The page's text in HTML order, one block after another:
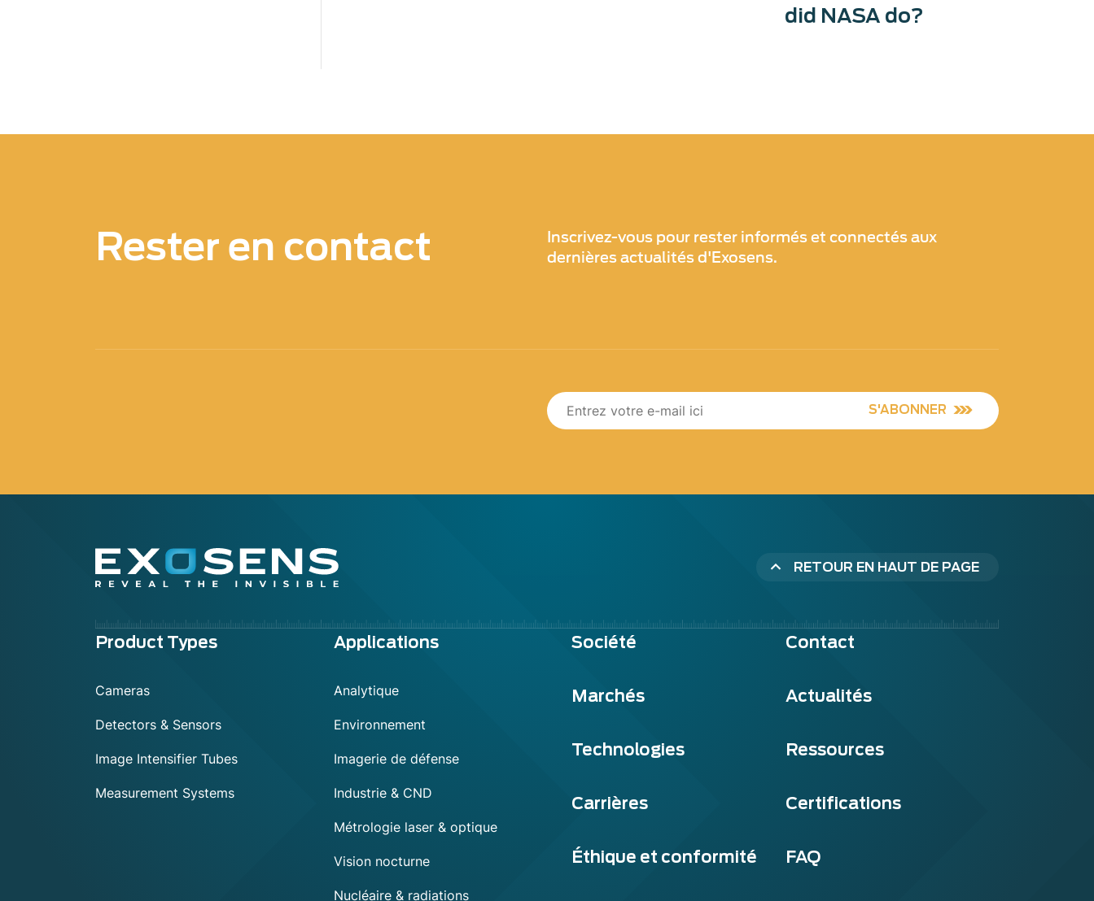
did NASA do?
Rester en contact
Inscrivez-vous pour rester informés et connectés aux
dernières actualités d'Exosens.
S'ABONNER
RETOUR EN HAUT DE PAGE
Menu
Product Types
Cameras
Detectors & Sensors
Image Intensifier Tubes
Measurement Systems
Applications
Analytique
Environnement
Imagerie de défense
Industrie & CND
Métrologie laser & optique
Vision nocturne
Nucléaire & radiations
Société Contact
Marchés Actualités
Technologies Ressources
Carrières Certifications
Éthique et conformité FAQ